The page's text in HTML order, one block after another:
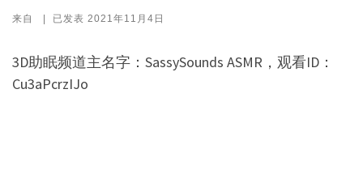
来自 | 已发表 2021年11月4日
3D助眠频道主名字：SassySounds ASMR，观看ID：
Cu3aPcrzIJo